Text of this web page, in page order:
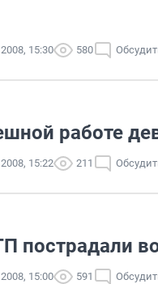
15:30 580
работе
15:22 211
пострадали
15:00 591